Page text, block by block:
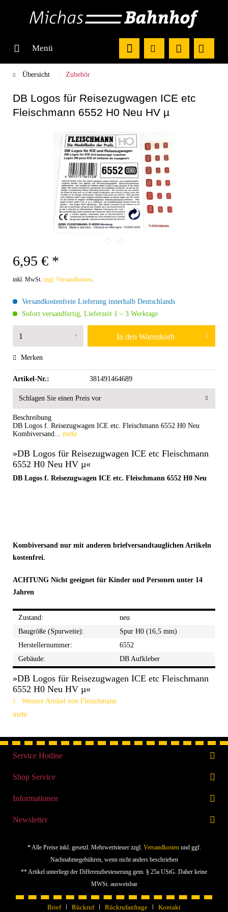
Menü
Übersicht Zubehör
DB Logos für Reisezugwagen ICE etc
Fleischmann 6552 H0 Neu HV µ
6,95 € *
inkl. MwSt. zzgl. Versandkosten.
Versandkostenfreie Lieferung innerhalb Deutschlands
Sofort versandfertig, Lieferzeit 1 – 3 Werktage
In den Warenkorb
Merken
Artikel-Nr.: 381491464689
Schlagen Sie einen Preis vor
Beschreibung
DB Logos f. Reisezugwagen ICE etc. Fleischmann 6552 H0 Neu
Kombiversand... mehr
»DB Logos für Reisezugwagen ICE etc Fleischmann
6552 H0 Neu HV µ«
DB Logos f. Reisezugwagen ICE etc. Fleischmann 6552 H0 Neu
Kombiversand nur mit anderen briefversandtauglichen Artikeln
kostenfrei.
ACHTUNG Nicht geeignet für Kinder und Personen unter 14
Jahren
Zustand:
neu
Baugröße (Spurweite):
Spur H0 (16,5 mm)
Herstellernummer:
6552
Gebäude:
DB Aufkleber
»DB Logos für Reisezugwagen ICE etc Fleischmann
6552 H0 Neu HV µ«
Weitere Artikel von Fleischmann
mehr
Service Hotline
Shop Service
Informationen
Newsletter
* Alle Preise inkl. gesetzl. Mehrwertsteuer zzgl. Versandkostenund ggf.
Nachnahmegebühren, wenn nicht anders beschrieben
** Artikel unterliegt der Differenzbesteuerung gem. § 25a UStG. Daher keine
MWSt. ausweisbar
Brief Rückruf Rückrufanfrage Kontakt